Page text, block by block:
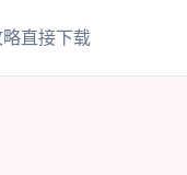
直接下载